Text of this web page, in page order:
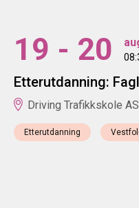
19 - 20
Etterutdanning:
Driving Trafikkskole
Etterutdanning